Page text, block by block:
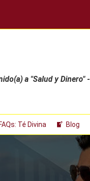
a "Salud y
FAQs: Té Divina Blog